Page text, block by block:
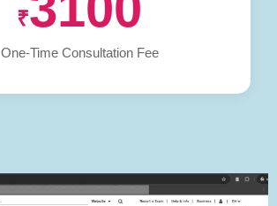
₹
One-Time Consultation Fee